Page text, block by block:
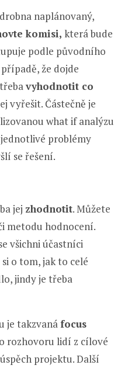
naplánovaný,
komisi, která bude
podle původního
že dojde
vyhodnotit co
vyřešit. Částečně je
what if analýzu
problémy
se řešení.
jej zhodnotit. Můžete
metodu hodnocení.
všichni účastníci
o tom, jak to celé
jindy je třeba
je takzvanáfocus
rozhovoru lidí z cílové
projektu. Další